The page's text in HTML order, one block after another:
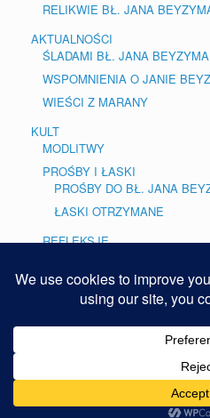
RELIKWIE BŁ. JANA
AKTUALNOŚCI
ŚLADAMI BŁ. JANA BEYZYMA
WSPOMNIENIA O JANIE
WIEŚCI Z MARANY
KULT
MODLITWY
PROŚBY I ŁASKI
PROŚBY DO BŁ. JANA
ŁASKI OTRZYMANE
REFLEKSJE
GALERIE
Copyright © 2015. REFERAT